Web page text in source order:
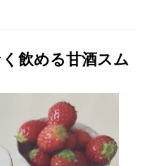
飲める甘酒スム